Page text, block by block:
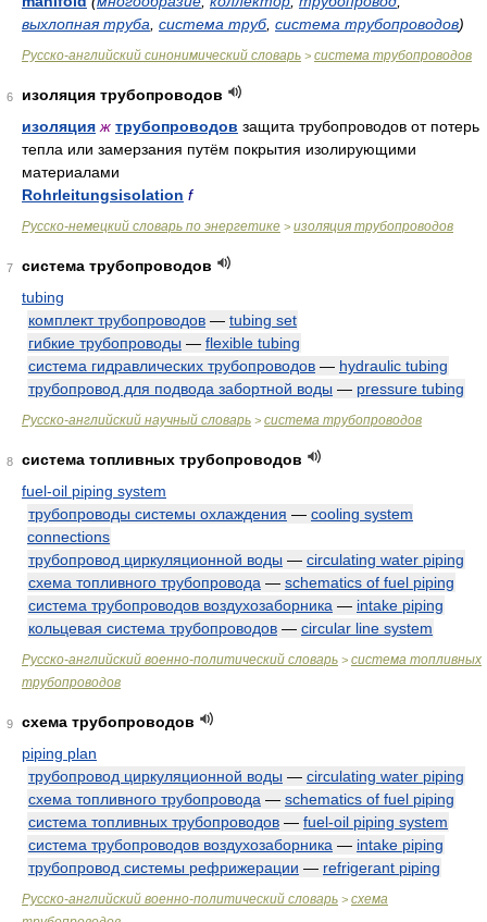
выхлопная труба система труб, система трубопроводов)
Русско-английский синонимический словарь > система трубопроводов
6
изоляция трубопроводов
изоляция ж трубопроводов защита трубопроводов от потерь
тепла или замерзания путём покрытия изолирующими
материалами
Rohrleitungsisolation f
Русско-немецкий словарь по энергетике > изоляция трубопроводов
7
система трубопроводов
tubing
комплект трубопроводов — tubing set
гибкие трубопроводы — flexible tubing
система гидравлических трубопроводов — hydraulic tubing
трубопровод для подвода забортной воды — pressure tubing
Русско-английский научный словарь > система трубопроводов
8
система топливных трубопроводов
fuel-oil piping system
трубопроводы системы охлаждения — cooling system
connections
трубопровод циркуляционной воды — circulating water piping
схема топливного трубопровода — schematics of fuel piping
система трубопроводов воздухозаборника — intake piping
кольцевая система трубопроводов — circular line system
Русско-английский военно-политический словарь > система топливных
трубопроводов
9
схема трубопроводов
piping plan
трубопровод циркуляционной воды — circulating water piping
схема топливного трубопровода — schematics of fuel piping
система топливных трубопроводов — fuel-oil piping system
система трубопроводов воздухозаборника — intake piping
трубопровод системы рефрижерации — refrigerant piping
Русско-английский военно-политический словарь > схема